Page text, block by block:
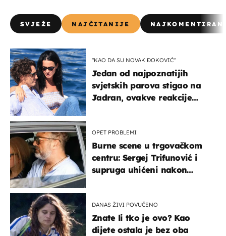
SVJEŽE NAJČITANIJE
"KAO DA SU NOVAK ĐOKOVIĆ"
Jedan od najpoznatijih
svjetskih parova stigao na
Jadran, ovakve reakcije
OPET PROBLEMI
Burne scene u trgovačkom
centru: Sergej Trifunović i
supruga uhićeni nakon
DANAS ŽIVI POVUČENO
Znate li tko je ovo? Kao
dijete ostala je bez oba